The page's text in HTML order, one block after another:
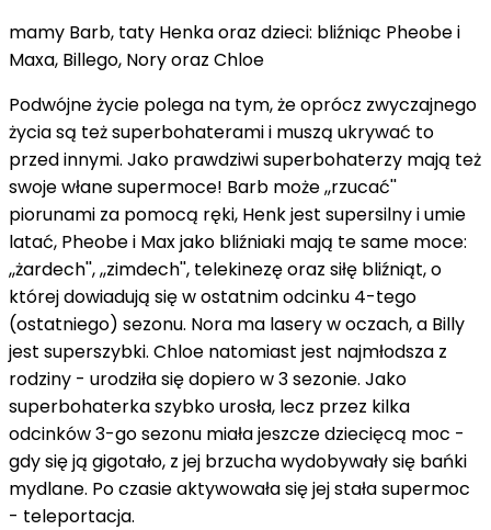
mamy Barb, taty Henka oraz dzieci: bliźniąc Pheobe i
Maxa, Billego, Nory oraz Chloe
Podwójne życie polega na tym, że oprócz zwyczajnego
życia są też superbohaterami i muszą ukrywać to
przed innymi. Jako prawdziwi superbohaterzy mają też
swoje włane supermoce! Barb może ,,rzucać''
piorunami za pomocą ręki, Henk jest supersilny i umie
latać, Pheobe i Max jako bliźniaki mają te same moce:
,,żardech'', ,,zimdech'', telekinezę oraz siłę bliźniąt, o
której dowiadują się w ostatnim odcinku 4-tego
(ostatniego) sezonu. Nora ma lasery w oczach, a Billy
jest superszybki. Chloe natomiast jest najmłodsza z
rodziny - urodziła się dopiero w 3 sezonie. Jako
superbohaterka szybko urosła, lecz przez kilka
odcinków 3-go sezonu miała jeszcze dziecięcą moc -
gdy się ją gigotało, z jej brzucha wydobywały się bańki
mydlane. Po czasie aktywowała się jej stała supermoc
- teleportacja.